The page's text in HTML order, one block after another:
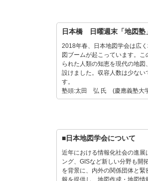
日本橋 日曜週末「地図塾
2018年春、日本地図学会は広
図ブームが起こっています。
られた人類の知恵を現代の地
設けました。収容人数は少な
す。
塾頭:太田 弘 氏 (慶應義塾大
■日本地図学会について
近年における情報化社会の進
ング、GISなど新しい分野も開
を背景に、内外の関係団体と
報を提供し、地図作成・地図